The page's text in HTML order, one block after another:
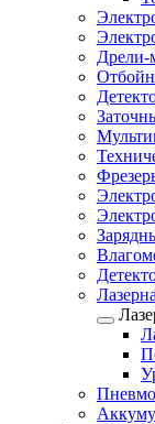
Дрели-